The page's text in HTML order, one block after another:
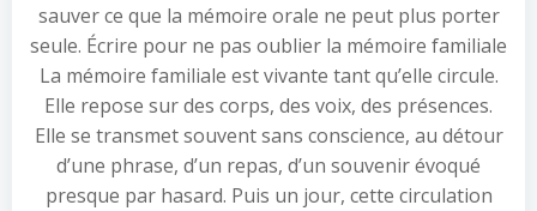
sauver ce que la mémoire orale ne peut plus porter
seule. Écrire pour ne pas oublier la mémoire familiale
La mémoire familiale est vivante tant qu’elle circule.
Elle repose sur des corps, des voix, des présences.
Elle se transmet souvent sans conscience, au détour
d’une phrase, d’un repas, d’un souvenir évoqué
presque par hasard. Puis un jour, cette circulation